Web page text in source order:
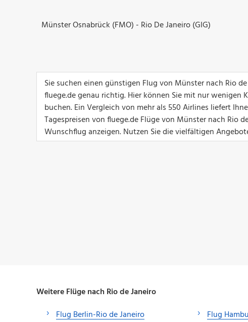
Münster Osnabrück (FMO) - Rio De Janeiro (GIG)
Sie suchen einen günstigen Flug von Münster nach Rio
fluege.de genau richtig. Hier können Sie mit nur wenigen
buchen. Ein Vergleich von mehr als 550 Airlines liefert
Tagespreisen von fluege.de Flüge von Münster nach Rio
Wunschflug anzeigen. Nutzen Sie die vielfältigen
Weitere Flüge nach Rio de Janeiro
Flug Berlin-Rio de Janeiro
Flug